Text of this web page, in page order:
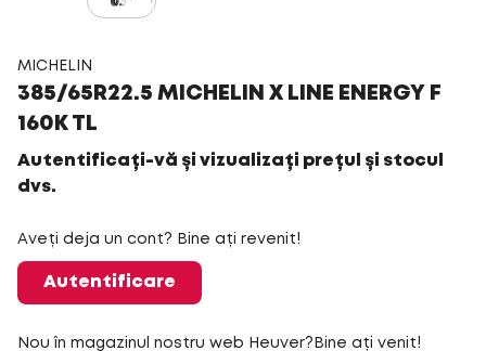
MICHELIN
385/65R22.5 MICHELIN X LINE ENERGY F
160K TL
Autentificați-vă și vizualizați prețul și stocul
dvs.
Aveți deja un cont? Bine ați revenit!
Autentificare
Nou în magazinul nostru web Heuver?Bine ați venit!